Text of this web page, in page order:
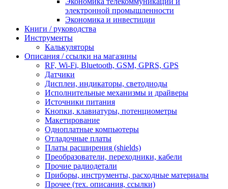
электронной промышленности
Экономика и инвестиции
Книги / руководства
Инструменты
Калькуляторы
Описания / ссылки на магазины
RF, Wi-Fi, Bluetooth, GSM, GPRS, GPS
Датчики
Дисплеи, индикаторы, светодиоды
Исполнительные механизмы и драйверы
Источники питания
Кнопки, клавиатуры, потенциометры
Макетирование
Одноплатные компьютеры
Отладочные платы
Платы расширения (shields)
Преобразователи, переходники, кабели
Прочие радиодетали
Приборы, инструменты, расходные материалы
Прочее (тех. описания, ссылки)